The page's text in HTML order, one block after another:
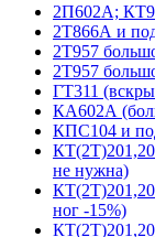
2П602А;
2Т866А и
2Т957
2Т957
ГТ311
КА602А
КПС104 и
не нужна)
ног -15%)